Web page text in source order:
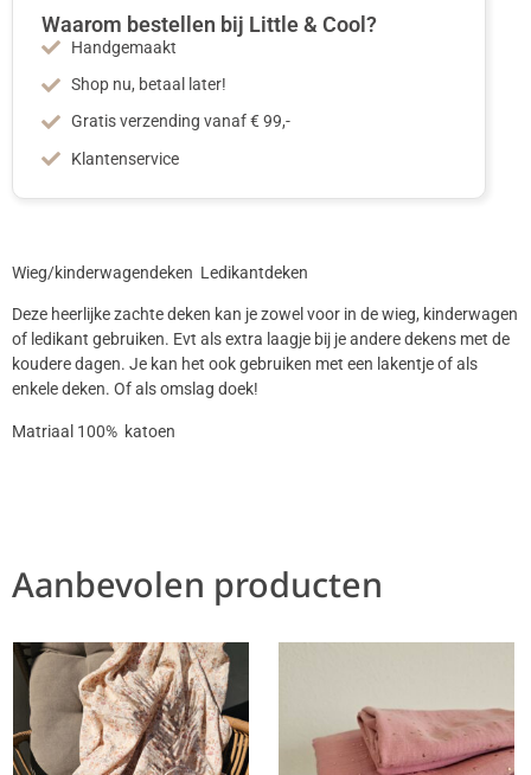
Waarom bestellen bij Little & Cool?
Handgemaakt
Shop nu, betaal later!
Gratis verzending vanaf € 99,-
Klantenservice
Wieg/kinderwagendeken Ledikantdeken
Deze heerlijke zachte deken kan je zowel voor in de wieg, kinderwagen
of ledikant gebruiken. Evt als extra laagje bij je andere dekens met de
koudere dagen. Je kan het ook gebruiken met een lakentje of als
enkele deken. Of als omslag doek!
Matriaal 100% katoen
Aanbevolen producten